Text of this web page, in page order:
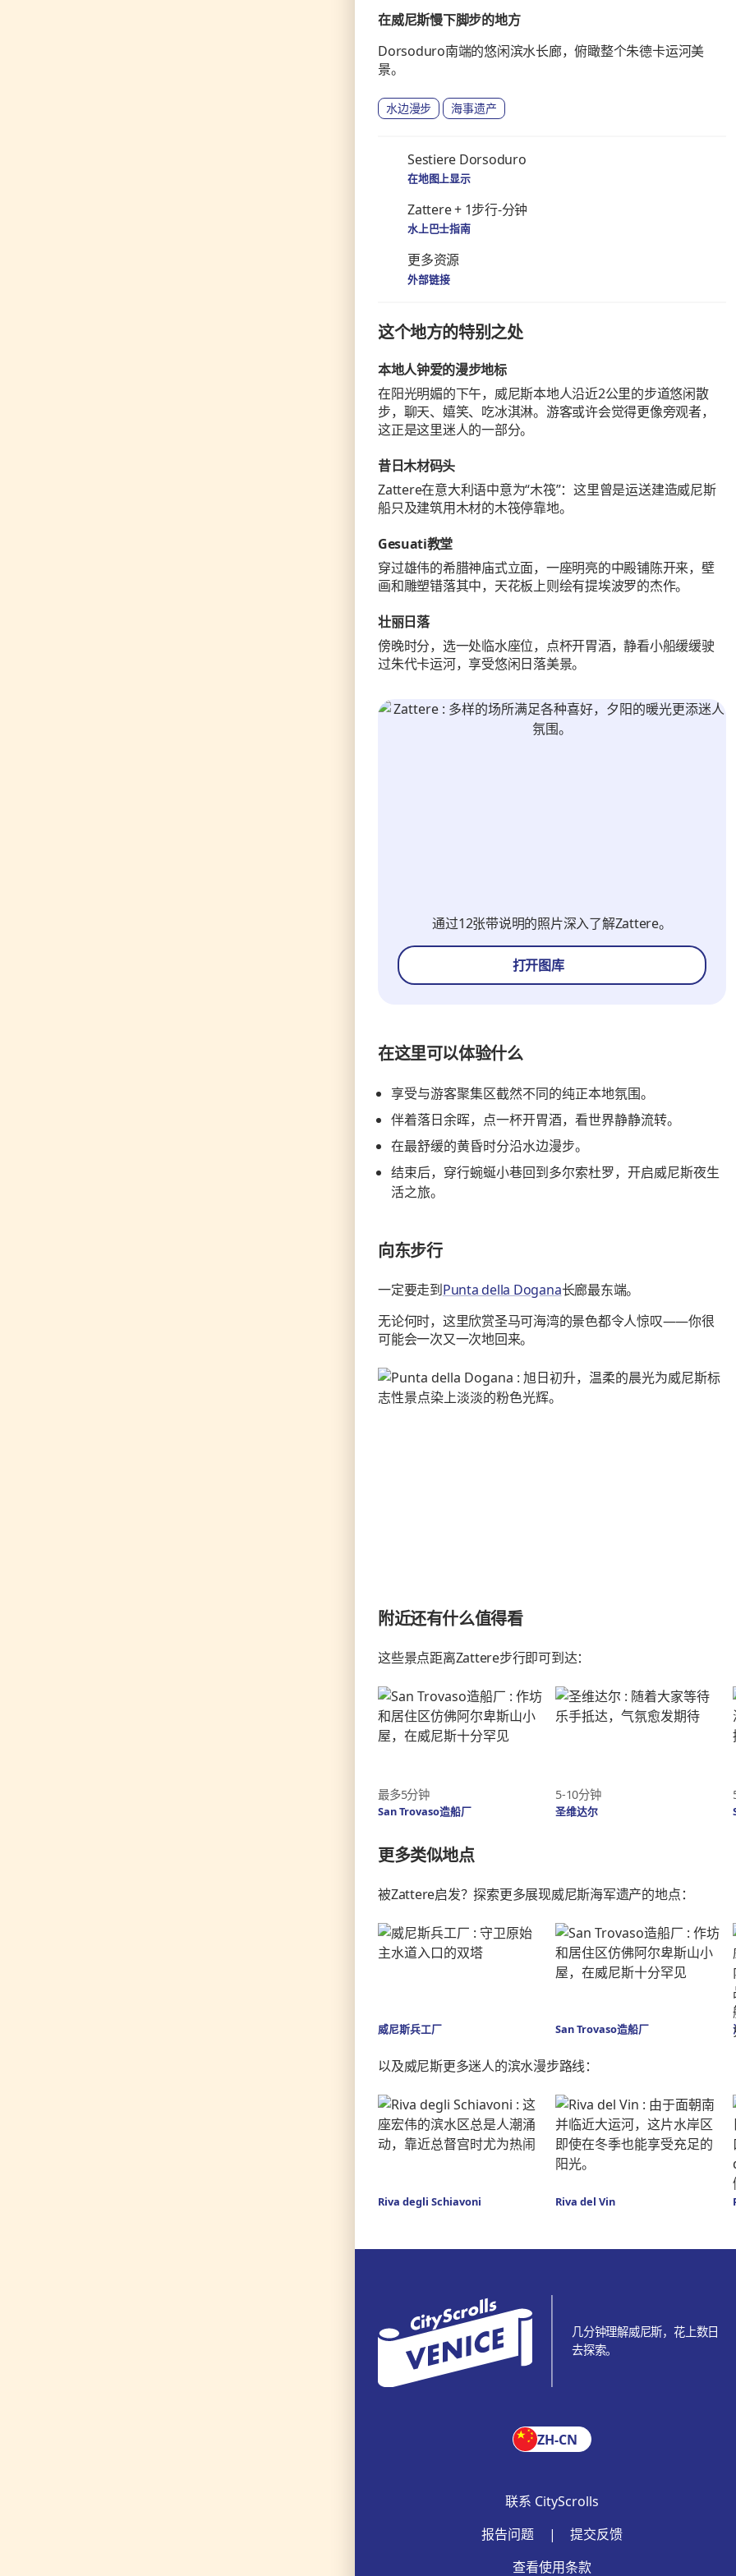
在威尼斯慢下脚步的地方
Dorsoduro南端的悠闲滨水长廊，俯瞰整个朱德卡运河美
景。
水边漫步 海事遗产
Sestiere Dorsoduro
在地图上显示
Zattere + 1步行-分钟
水上巴士指南
更多资源
外部链接
这个地方的特别之处
本地人钟爱的漫步地标
在阳光明媚的下午，威尼斯本地人沿近2公里的步道悠闲散
步，聊天、嬉笑、吃冰淇淋。游客或许会觉得更像旁观者，
这正是这里迷人的一部分。
昔日木材码头
Zattere在意大利语中意为“木筏”：这里曾是运送建造威尼斯
船只及建筑用木材的木筏停靠地。
Gesuati教堂
穿过雄伟的希腊神庙式立面，一座明亮的中殿铺陈开来，壁
画和雕塑错落其中，天花板上则绘有提埃波罗的杰作。
壮丽日落
傍晚时分，选一处临水座位，点杯开胃酒，静看小船缓缓驶
过朱代卡运河，享受悠闲日落美景。
通过12张带说明的照片深入了解Zattere。
打开图库
在这里可以体验什么
享受与游客聚集区截然不同的纯正本地氛围。
伴着落日余晖，点一杯开胃酒，看世界静静流转。
在最舒缓的黄昏时分沿水边漫步。
结束后，穿行蜿蜒小巷回到多尔索杜罗，开启威尼斯夜生
活之旅。
向东步行
一定要走到Punta della Dogana长廊最东端。
无论何时，这里欣赏圣马可海湾的景色都令人惊叹——你很
可能会一次又一次地回来。
附近还有什么值得看
这些景点距离Zattere步行即可到达：
最多5分钟
San Trovaso造船厂
5-10分钟
圣维达尔
更多类似地点
被Zattere启发？探索更多展现威尼斯海军遗产的地点：
威尼斯兵工厂 San Trovaso造船厂
以及威尼斯更多迷人的滨水漫步路线：
Riva degli Schiavoni Riva del Vin
几分钟理解威尼斯，花上数日
去探索。
ZH-CN
联系 CityScrolls
报告问题
|
提交反馈
查看使用条款